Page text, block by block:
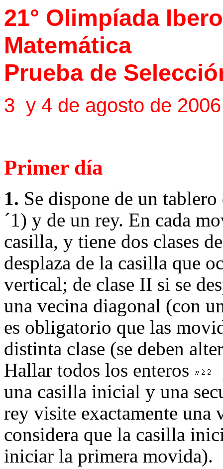
21° Olimpíada
Matemática
Prueba de
3 y 4 de agosto de 2006
Primer día
1. Se dispone de un
´1) y de un rey. En cada
casilla, y tiene dos clases
desplaza de la casilla que
vertical; de clase II si se
una vecina diagonal (con
es obligatorio que las
distinta clase (se deben
Hallar todos los enteros
una casilla inicial y una
rey visite exactamente una
considera que la casilla
iniciar la primera movida).